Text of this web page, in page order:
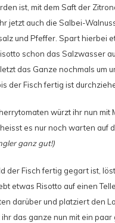
ist, mit dem Saft der
jetzt auch die Salbei-
und Pfeffer. Spart hierbei
schon das Salzwasser
das Ganze nochmals um
der Fisch fertig ist
würzt ihr nun mit
es nur noch warten auf
ganz gut!)
der Fisch fertig gegart ist,
etwas Risotto auf einen
darüber und platziert den
das ganze nun mit ein